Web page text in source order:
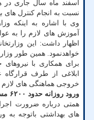
اسفند ماه سال جاری
نسبت به انجام کنترل های
وی با اشاره به اینکه
آموزش های لازم را به
اظهار داشت: این
خواهدنمود. همین طور
برای همکاری با
ابلاغی از طرف قرارگاه
خروجی هماهنگی های لازم
ورود روزانه حدود ۶۲۰۰ مسافر از مبادی مرزی رسمی
همتی درباره ضرورت